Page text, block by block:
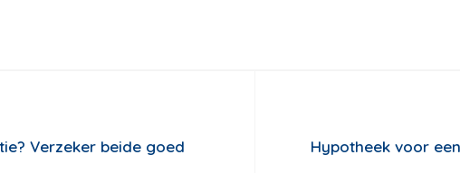
Verzeker beide goed Hypotheek voor